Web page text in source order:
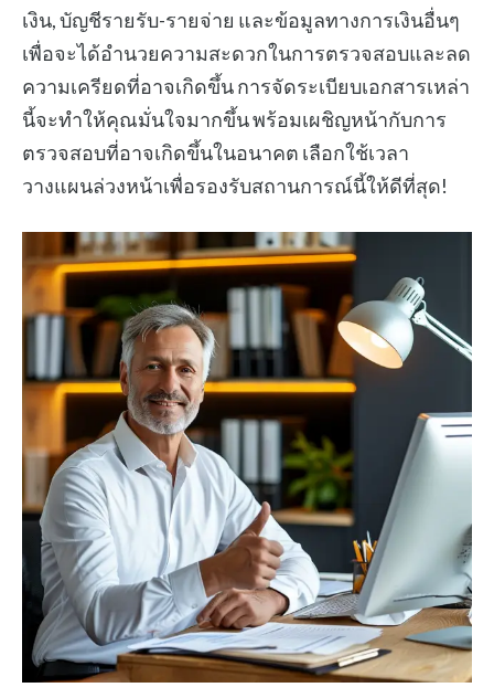
เงิน, บัญชีรายรับ-รายจ่าย และข้อมูลทางการเงินอื่นๆ
เพื่อจะได้อำนวยความสะดวกในการตรวจสอบและลด
ความเครียดที่อาจเกิดขึ้น การจัดระเบียบเอกสารเหล่า
นี้จะทำให้คุณมั่นใจมากขึ้น พร้อมเผชิญหน้ากับการ
ตรวจสอบที่อาจเกิดขึ้นในอนาคต เลือกใช้เวลา
วางแผนล่วงหน้าเพื่อรองรับสถานการณ์นี้ให้ดีที่สุด!